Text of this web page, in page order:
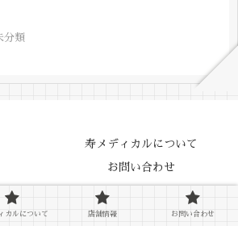
分類
寿メディカルについて
お問い合わせ
medical All Rights Reserved.
カルについて 店舗情報 お問い合わせ